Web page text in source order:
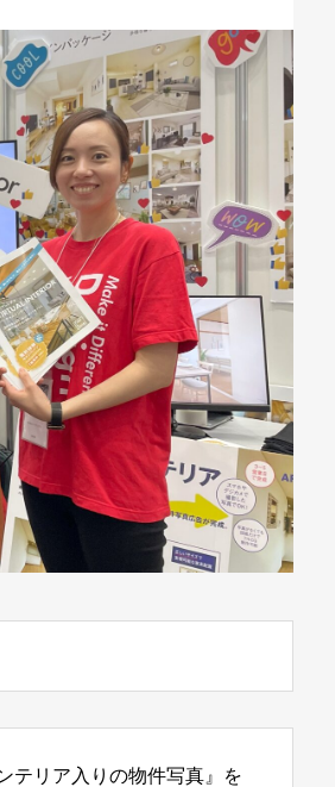
テリア入りの物件写真』を